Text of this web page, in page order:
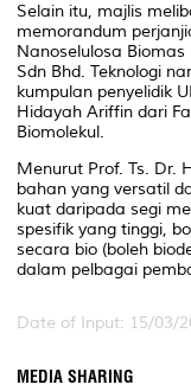
Selain itu, majlis
memorandum
Nanoselulosa
Sdn Bhd. Teknologi
kumpulan penyelidik
Hidayah Ariffin dari
Biomolekul.
Menurut Prof. Ts. Dr.
bahan yang versatil
kuat daripada segi
spesifik yang tinggi,
secara bio (boleh
dalam pelbagai
Date of Input: 15/03/
MEDIA SHARING